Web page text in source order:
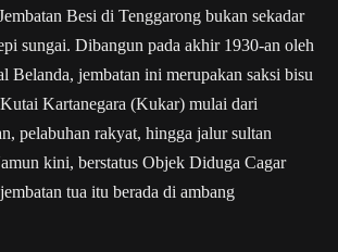
Besi di Tenggarong bukan sekadar
sungai. Dibangun pada akhir 1930-an oleh
Belanda, jembatan ini merupakan saksi bisu
Kartanegara (Kukar) mulai dari
pelabuhan rakyat, hingga jalur sultan
kini, berstatus Objek Diduga Cagar
tua itu berada di ambang